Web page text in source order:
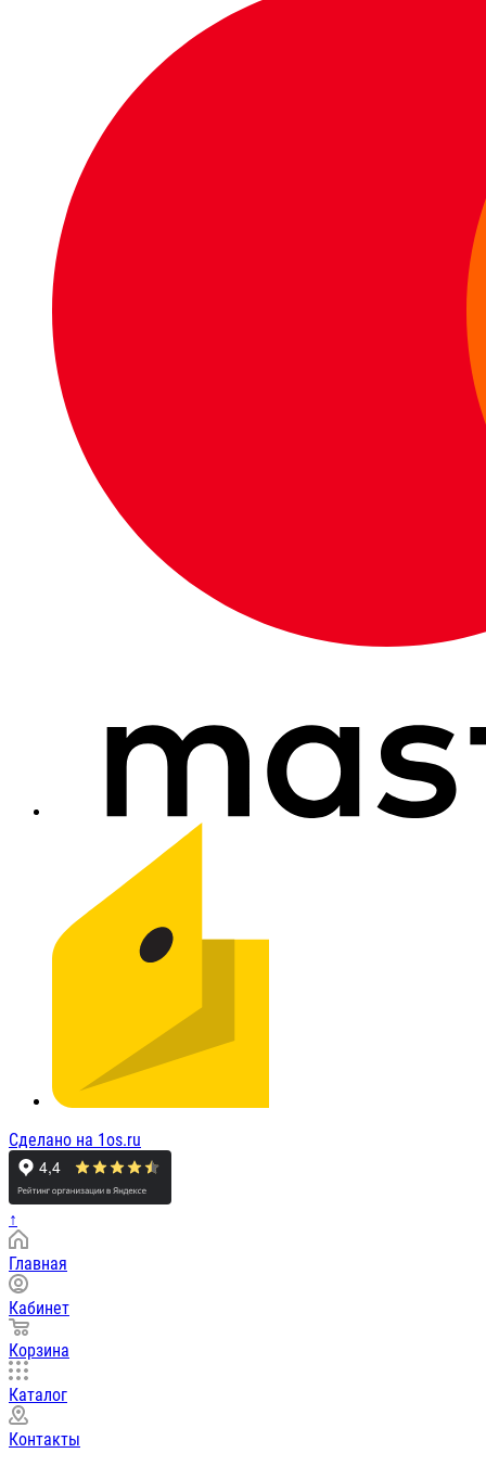
Сделано на 1os.ru
↑
Главная
Кабинет
Корзина
Каталог
Контакты